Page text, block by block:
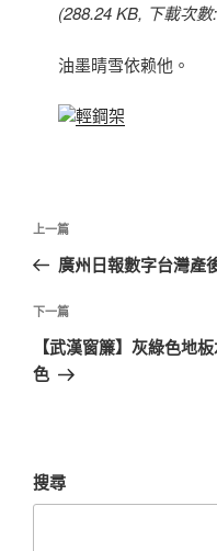
(288.24 KB, 下載次數
油墨晴雪依赖他。
輕鋼架
文
導
覽
上
一
文
章
上一篇
廣州日報數字台灣產
下
一
篇
下一篇
【武漢窗簾】灰綠色地
色
搜尋